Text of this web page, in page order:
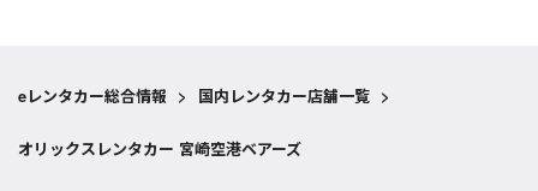
eレンタカー総合情報 > 国内レンタカー店舗一覧 >
オリックスレンタカー 宮崎空港ベアーズ